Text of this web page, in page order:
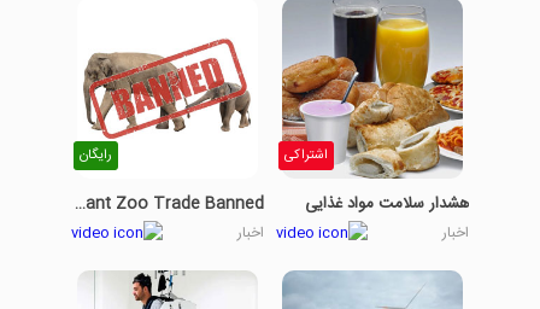
اشتراکی
هشدار سلامت مواد غذایی
اخبار
رایگان
Baby Elephant Zoo Trade Banned
اخبار